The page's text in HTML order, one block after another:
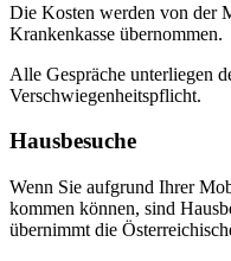
Die Kosten werden von der
Krankenkasse übernommen.
Alle Gespräche unterliegen
Verschwiegenheitspflicht.
Hausbesuche
Wenn Sie aufgrund Ihrer
kommen können, sind
übernimmt die